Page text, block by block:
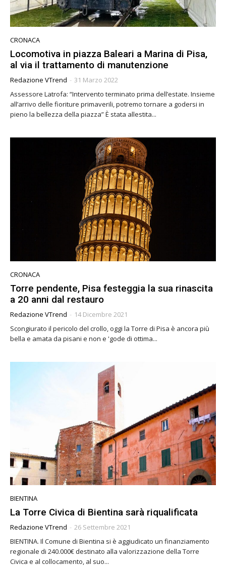
CRONACA
Locomotiva in piazza Baleari a Marina di Pisa,
al via il trattamento di manutenzione
Redazione VTrend - 31 Marzo 2022
Assessore Latrofa: “Intervento terminato prima dell’estate. Insieme
all’arrivo delle fioriture primaverili, potremo tornare a godersi in
pieno la bellezza della piazza” È stata allestita...
CRONACA
Torre pendente, Pisa festeggia la sua rinascita
a 20 anni dal restauro
Redazione VTrend - 14 Dicembre 2021
Scongiurato il pericolo del crollo, oggi la Torre di Pisa è ancora più
bella e amata da pisani e non e 'gode di ottima...
BIENTINA
La Torre Civica di Bientina sarà riqualificata
Redazione VTrend - 26 Settembre 2021
BIENTINA. Il Comune di Bientina si è aggiudicato un finanziamento
regionale di 240.000€ destinato alla valorizzazione della Torre
Civica e al collocamento, al suo...